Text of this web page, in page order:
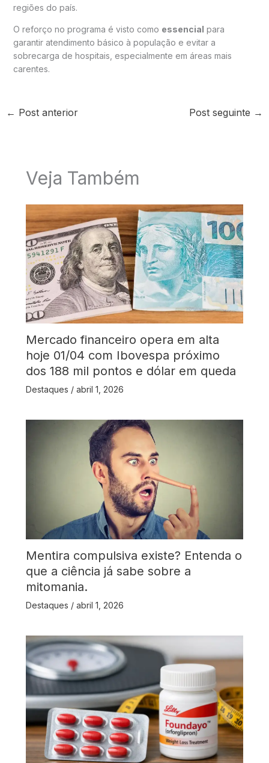
regiões do país.
O reforço no programa é visto como essencial para
garantir atendimento básico à população e evitar a
sobrecarga de hospitais, especialmente em áreas mais
carentes.
← Post anterior Post seguinte →
Veja Também
Mercado financeiro opera em alta
hoje 01/04 com Ibovespa próximo
dos 188 mil pontos e dólar em queda
Destaques / abril 1, 2026
Mentira compulsiva existe? Entenda o
que a ciência já sabe sobre a
mitomania.
Destaques / abril 1, 2026